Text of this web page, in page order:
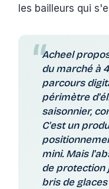
les bailleurs qui
Acheel
du marché à
parcours
périmètre
saisonnier,
C'est un
mini. Mais
de protection
bris de